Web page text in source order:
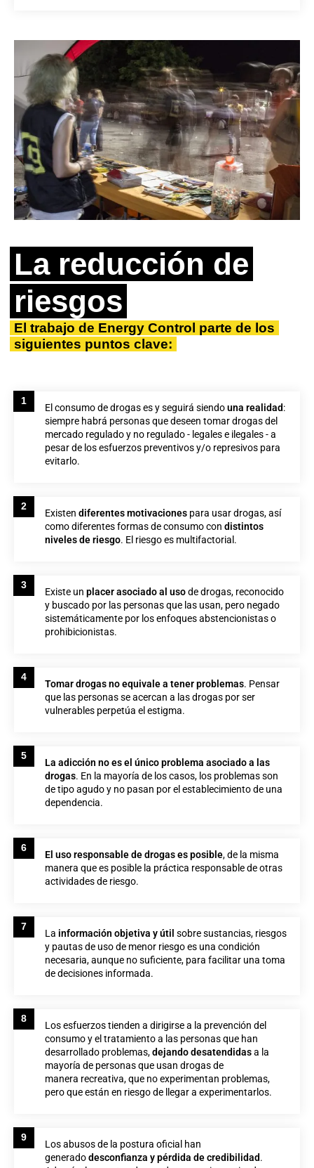
La reducción de
riesgos
El trabajo de Energy Control parte de los
siguientes puntos clave:
1
El consumo de drogas es y seguirá siendouna realidad:
siempre habrá personas que deseen tomar drogas del
mercado regulado y no regulado - legales e ilegales - a
pesar de los esfuerzos preventivos y/o represivos para
evitarlo.
2
Existen diferentes motivaciones para usar drogas, así
como diferentes formas de consumo con distintos
niveles de riesgo. El riesgo es multifactorial.
3
Existe un placer asociado al usode drogas, reconocido
y buscado por las personas que las usan, pero negado
sistemáticamente por los enfoques abstencionistas o
prohibicionistas.
4
Tomar drogas no equivale a tener problemas. Pensar
que las personas se acercan a las drogas por ser
vulnerables perpetúa el estigma.
5
La adicción no es el único problema asociado a las
drogas. En la mayoría de los casos, los problemas son
de tipo agudo y no pasan por el establecimiento de una
dependencia.
6
El uso responsable de drogas es posible, de la misma
manera que es posible la práctica responsable de otras
actividades de riesgo.
7
La información objetiva y útil sobre sustancias, riesgos
y pautas de uso de menor riesgo es una condición
necesaria, aunque no suficiente, para facilitar una toma
de decisiones informada.
8
Los esfuerzos tienden a dirigirse a la prevención del
consumo y el tratamiento a las personas que han
desarrollado problemas,dejando desatendidasa la
mayoría de personas que usan drogas de
manera recreativa, que no experimentan problemas,
pero que están en riesgo de llegar a experimentarlos.
9
Los abusos de la postura oficial han
generadodesconfianza y pérdida de credibilidad.